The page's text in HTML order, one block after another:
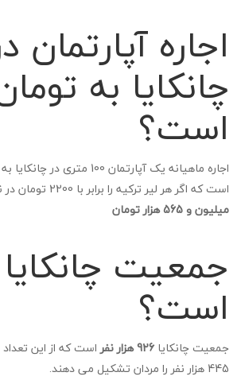
اجاره آپارتمان
چانکایا به
است؟
است که اگر هر لیر ترکیه را برابر با 2200 تومان در نظر بگیریم می شود
میلیون و 565 هزار تومان
جمعیت
است؟
جمعیت چانکایا 926 هزار نفر
445 هزار نفر را مردان تشکیل می دهند.